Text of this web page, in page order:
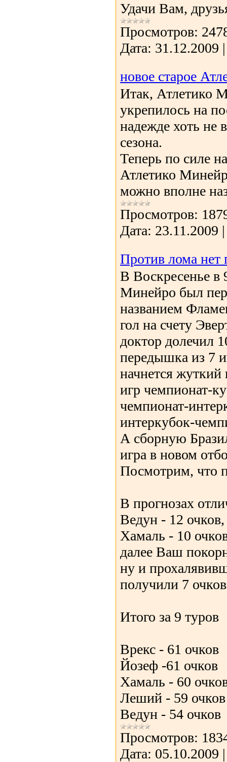
Удачи Вам,
Просмотров:
Дата: 31.12.2009
новое старое
Итак, Атлетико
укрепилось на
надежде хоть не
сезона.
Теперь по силе
Атлетико
можно вполне
Просмотров:
Дата: 23.11.2009
Против лома нет
В Воскресенье в
Минейро был
названием
гол на счету
доктор долечил
передышка из 7
начнется
игр чемпионат-
чемпионат-
интеркубок-
А сборную
игра в новом
Посмотрим, что
В прогнозах
Ведун - 12 очков,
Хамаль - 10
далее Ваш
ну и
получили 7
Итого за 9 туров
Врекс - 61 очков
Йозеф -61 очков
Хамаль - 60
Леший - 59 очков
Ведун - 54 очков
Просмотров:
Дата: 05.10.2009